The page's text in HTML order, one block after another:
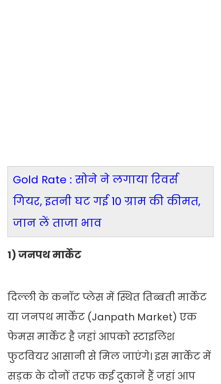
Gold Rate : सोने ने लगाया रिवर्स
गियर, इतनी घट गई 10 ग्राम की कीमत,
जान लें ताजा भाव
1) जनपथ मार्केट
दिल्ली के कनॉट प्लेस में स्थित तिब्बती मार्केट
या जनपथ मार्केट (Janpath Market) एक
फेमस मार्केट है जहां आपको स्टाइलिश
फुटवियर आसानी से मिल जाएंगे। इस मार्केट में
सड़क के दोनों तरफ कई दुकानें हैं जहां आप